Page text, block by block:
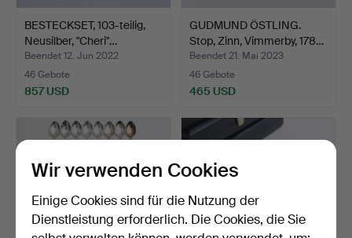
BESTECKSET, 103-teilig,
Neusilber, "Cheri"…
Beendet 12. Jun 2022
46 Gebote
857 USD
GUDMUND ÖSTLING.
Stop, Zinn, Vimmerby, 178…
Beendet 21. Mai 2023
46 Gebote
465 USD
Wir verwenden Cookies
Einige Cookies sind für die Nutzung der
Dienstleistung erforderlich. Die Cookies, die Sie